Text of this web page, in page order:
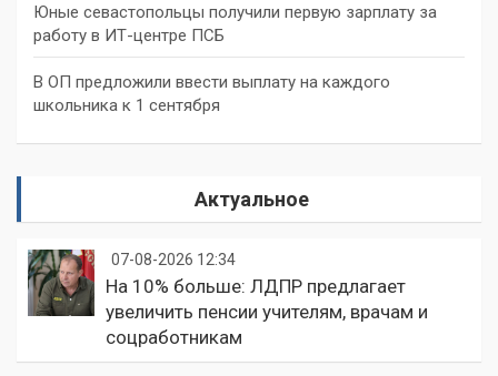
Юные севастопольцы получили первую зарплату за
работу в ИТ-центре ПСБ
В ОП предложили ввести выплату на каждого
школьника к 1 сентября
Актуальное
07-08-2026 12:34
На 10% больше: ЛДПР предлагает
увеличить пенсии учителям, врачам и
соцработникам